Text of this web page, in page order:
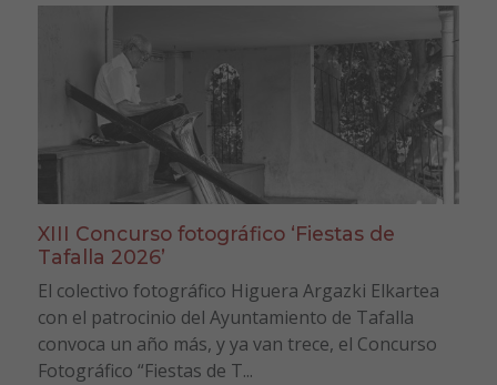
XIII Concurso fotográfico ‘Fiestas de
Tafalla 2026’
El colectivo fotográfico Higuera Argazki Elkartea
con el patrocinio del Ayuntamiento de Tafalla
convoca un año más, y ya van trece, el Concurso
Fotográfico “Fiestas de T...